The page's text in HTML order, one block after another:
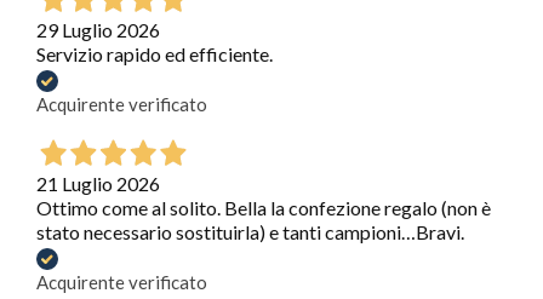
29 Luglio 2026
Servizio rapido ed efficiente.
Acquirente verificato
21 Luglio 2026
Ottimo come al solito. Bella la confezione regalo (non è
stato necessario sostituirla) e tanti campioni…Bravi.
Acquirente verificato